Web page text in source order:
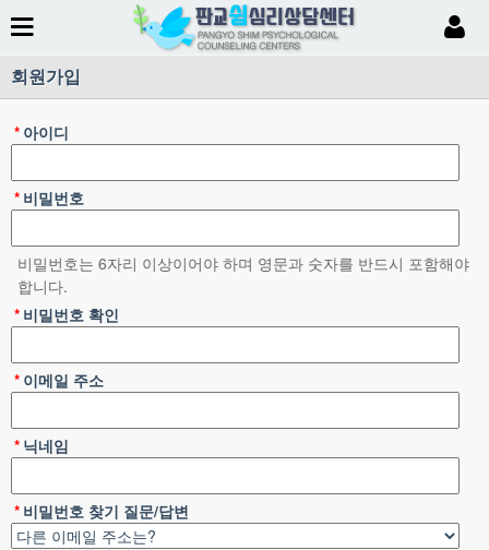
회원가입
아이디
*
비밀번호
*
비밀번호는 6자리 이상이어야 하며 영문과 숫자를 반드시 포함해야
합니다.
비밀번호 확인
*
* 이메일 주소
* 닉네임
* 비밀번호 찾기 질문/답변